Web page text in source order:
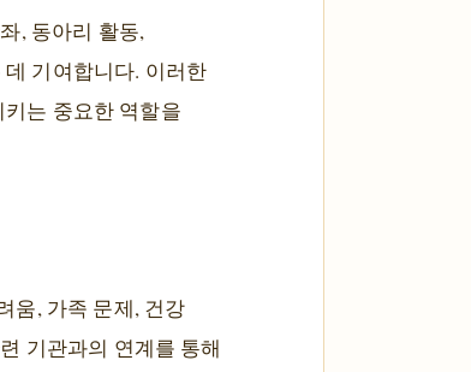
, 동아리 활동,
기여합니다. 이러한
는 중요한 역할을
움, 가족 문제, 건강
기관과의 연계를 통해